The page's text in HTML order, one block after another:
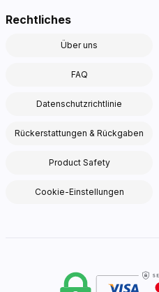
Rechtliches
Über uns
FAQ
Datenschutzrichtlinie
Rückerstattungen & Rückgaben
Product Safety
Cookie-Einstellungen